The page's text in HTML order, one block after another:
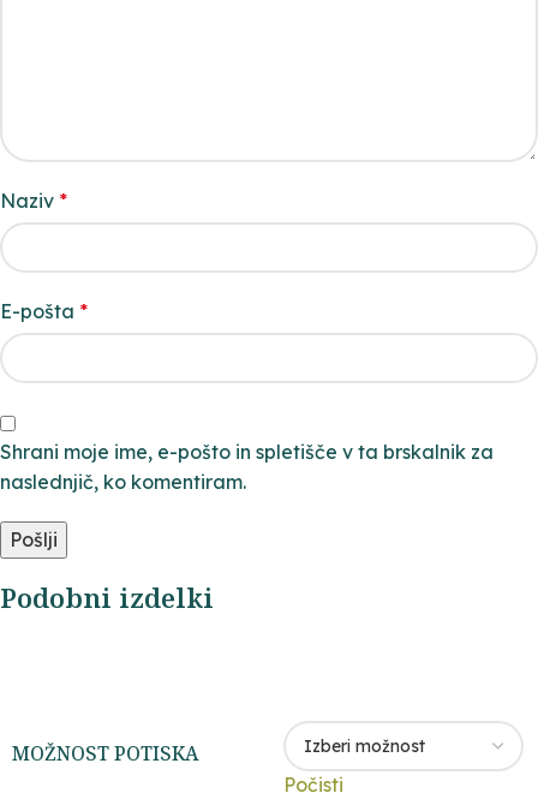
Naziv *
E-pošta *
Shrani moje ime, e-pošto in spletišče v ta brskalnik za
naslednjič, ko komentiram.
Podobni izdelki
MOŽNOST POTISKA
Počisti